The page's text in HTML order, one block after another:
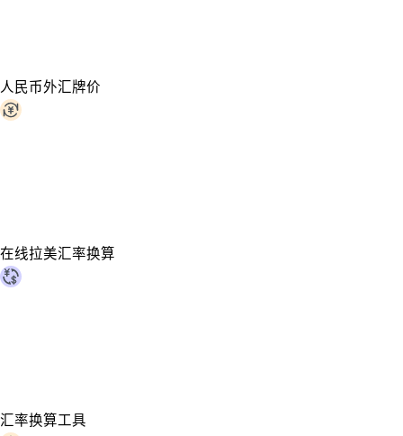
人民币外汇牌价
在线拉美汇率换算
汇率换算工具